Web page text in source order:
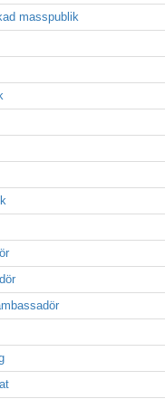
masspublik